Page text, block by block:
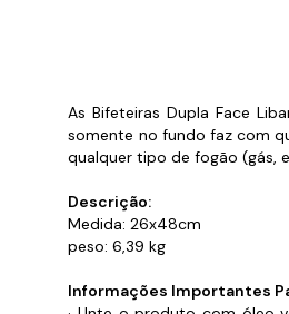
As Bifeteiras Dupla Face
somente no fundo faz com
qualquer tipo de fogão (gás,
Descrição:
Medida: 26x48cm
peso: 6,39 kg
Informações Importantes